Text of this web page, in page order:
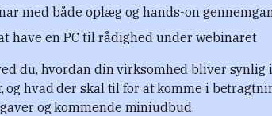
med både oplæg og hands-on
have en PC til rådighed under webinaret
du, hvordan din virksomhed bliver synlig
og hvad der skal til for at komme i
og kommende miniudbud.